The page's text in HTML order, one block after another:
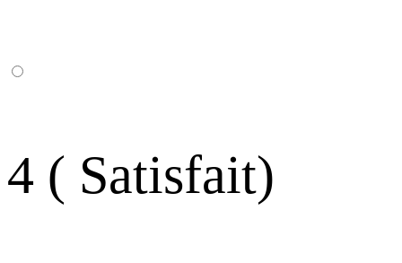
4 ( Satisfait)